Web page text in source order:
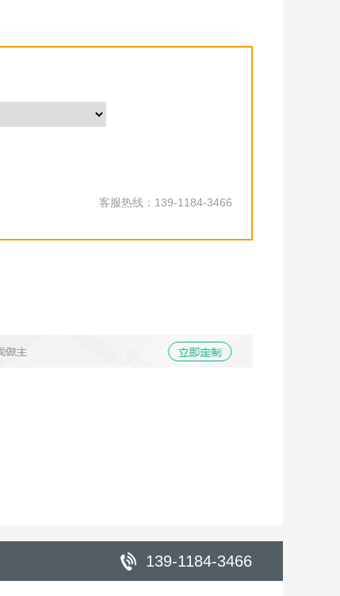
客服热线：139-1184-3466
139-1184-3466